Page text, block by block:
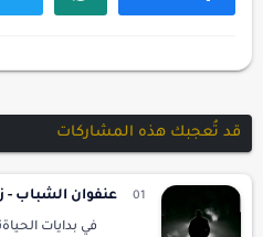
قد تُعجبك هذه المشاركات
عنفوان الشباب -
في بدايات